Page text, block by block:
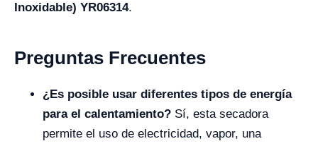
Inoxidable) YR06314.
Preguntas Frecuentes
¿Es posible usar diferentes tipos de energía
para el calentamiento? Sí, esta secadora
permite el uso de electricidad, vapor, una